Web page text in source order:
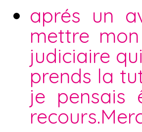
aprés un
mettre
judiciaire
prends la
je pensais